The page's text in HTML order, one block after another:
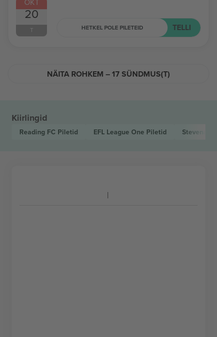
20
T HETKEL POLE PILETEID TELLI
NÄITA ROHKEM – 17 SÜNDMUS(T)
Kiirlingid
Reading FC Piletid EFL League One Piletid